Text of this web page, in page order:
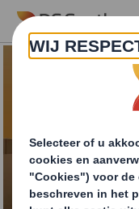
Skip to main content